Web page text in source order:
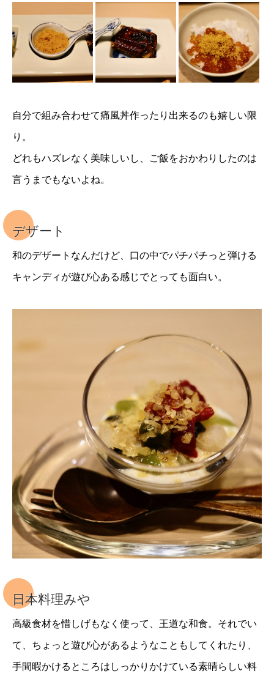
自分で組み合わせて痛風丼作ったり出来るのも嬉しい限
り。
どれもハズレなく美味しいし、ご飯をおかわりしたのは
言うまでもないよね。
デザート
和のデザートなんだけど、口の中でパチパチっと弾ける
キャンディが遊び心ある感じでとっても面白い。
日本料理みや
高級食材を惜しげもなく使って、王道な和食。それでい
て、ちょっと遊び心があるようなこともしてくれたり、
手間暇かけるところはしっかりかけている素晴らしい料